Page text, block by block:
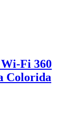
Fi 360
Colorida